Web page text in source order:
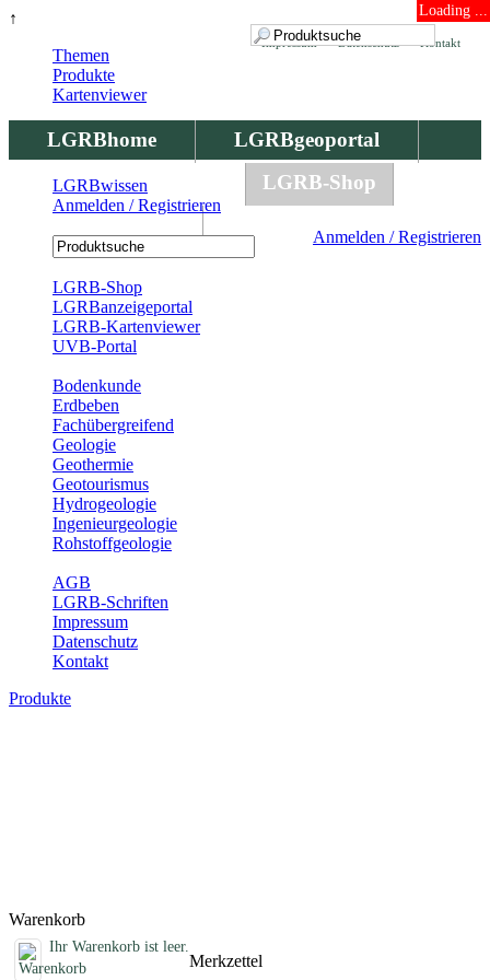
↑ Loading ...
Kontakt
Datenschutz
Impressum
LGRBhome
LGRBgeoportal
LGRBbohrungen
LGRB-Shop
Anmelden / Registrieren
Themen
Produkte
Kartenviewer
LGRBwissen
Anmelden / Registrieren
LGRB-Shop
LGRBanzeigeportal
LGRB-Kartenviewer
UVB-Portal
Bodenkunde
Erdbeben
Fachübergreifend
Geologie
Geothermie
Geotourismus
Hydrogeologie
Ingenieurgeologie
Rohstoffgeologie
AGB
LGRB-Schriften
Impressum
Datenschutz
Kontakt
Produkte
Warenkorb
Ihr Warenkorb ist leer.
Merkzettel